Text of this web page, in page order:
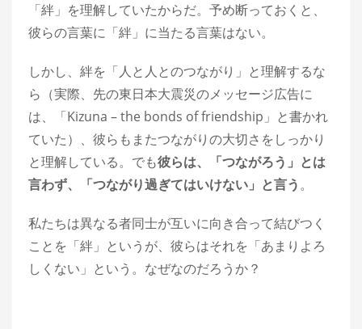
「絆」を理解していたからだ。予め断っておくと、
彼らの言葉に「絆」に当たる言葉はない。
しかし、絆を「人と人とのつながり」と理解するな
ら（実際、先の東日本大震災のメッセージ広告に
は、「Kizuna – the bonds of friendship」と書かれ
ていた）、彼らもまたつながりの大切さをしっかり
と理解している。でも彼らは、「つながろう」とは
言わず、「つながり過ぎてはいけない」と言う。
私たちは異なる者同士が互いに向き合って結びつく
ことを「絆」というが、彼らはそれを「あまりよろ
しくない」という。なぜなのだろうか？